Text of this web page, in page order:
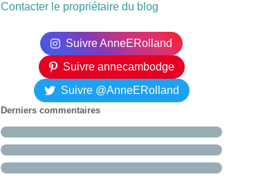
Contacter le propriétaire du blog
Suivre AnneERolland
Suivre annecambodge
Suivre @AnneERolland
Derniers commentaires